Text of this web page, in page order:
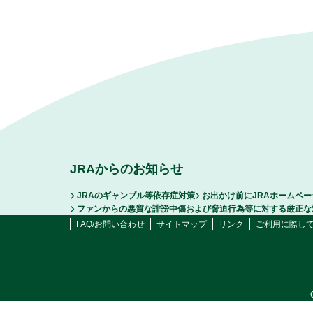
JRAからのお知らせ
JRAのギャンブル等依存症対策
お出かけ前にJRAホームペ
ファンからの悪質な誹謗中傷および脅迫行為等に対する厳正
FAQ/お問い合わせ
サイトマップ リンク ご利用に際し